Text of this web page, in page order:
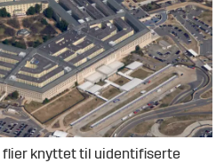
flier knyttet til uidentifiserte